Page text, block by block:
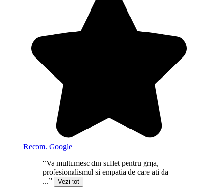
Recom. Google
“Va multumesc din suflet pentru grija,
profesionalismul si empatia de care ati da
...”
Vezi tot